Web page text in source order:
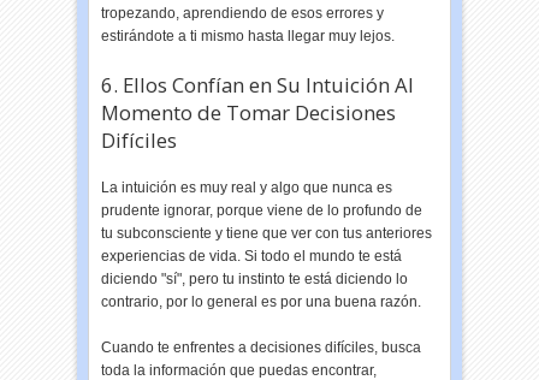
tropezando, aprendiendo de esos errores y
estirándote a ti mismo hasta llegar muy lejos.
6. Ellos Confían en Su Intuición Al
Momento de Tomar Decisiones
Difíciles
La intuición es muy real y algo que nunca es
prudente ignorar, porque viene de lo profundo de
tu subconsciente y tiene que ver con tus anteriores
experiencias de vida. Si todo el mundo te está
diciendo "sí", pero tu instinto te está diciendo lo
contrario, por lo general es por una buena razón.
Cuando te enfrentes a decisiones difíciles, busca
toda la información que puedas encontrar,